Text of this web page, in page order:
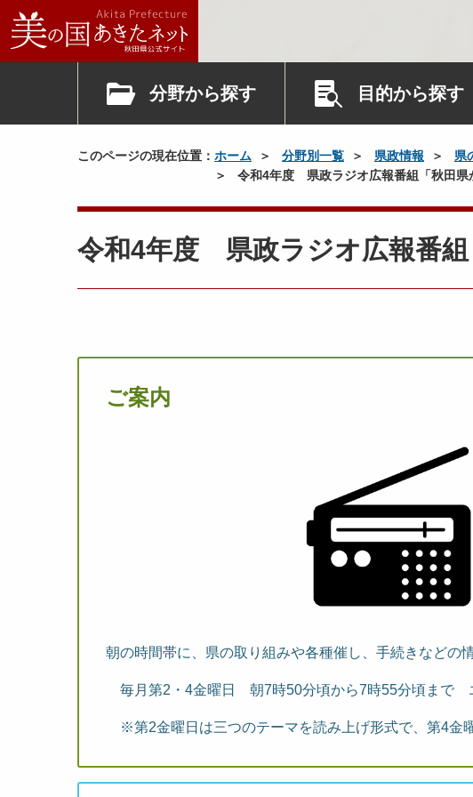
分野から探す 目的から探す
このページの現在位置： ホーム 分野別一覧 県政情報 県
令和4年度 県政ラジオ広報番組「秋田県
令和4年度 県政ラジオ広報番組
ご案内
朝の時間帯に、県の取り組みや各種催し、手続きなどの
毎月第2・4金曜日 朝7時50分頃から7時55分頃まで
※第2金曜日は三つのテーマを読み上げ形式で、第4金